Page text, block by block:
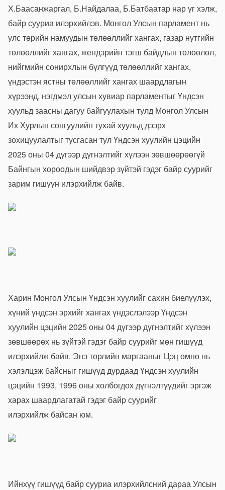
Х.Баасанжаргал, Б.Найдалаа, Б.Батбаатар нар үг хэлж,
байр сууриа илэрхийлэв. Монгол Улсын парламент нь
улс төрийн намуудын төлөөллийг хангах, газар нутгийн
төлөөллийг хангах, жендэрийн тэгш байдлын төлөөлөл,
нийгмийн сонирхлын бүлгүүд төлөөллийг хангах,
үндэстэн ястны төлөөллийг хангах шаардлагын
хүрээнд, нэгдмэл улсын хувиар парламентыг Үндсэн
хуульд заасны дагуу байгуулахын тулд Монгол Улсын
Их Хурлын сонгуулийн тухай хуульд дээрх
зохицуулалтыг тусгасан тул Үндсэн хуулийн цэцийн
2025 оны 04 дүгээр дүгнэлтийг хүлээн зөвшөөрөөгүй
Байнгын хороодын шийдвэр зүйтэй гэдэг байр суурийг
зарим гишүүн илэрхийлж байв.
Харин Монгол Улсын Үндсэн хуулийг сахин биелүүлэх,
хүний үндсэн эрхийг хангах үндэслэлээр Үндсэн
хуулийн цэцийн 2025 оны 04 дүгээр дүгнэлтийг хүлээн
зөвшөөрөх нь зүйтэй гэдэг байр суурийг мөн гишүүд
илэрхийлж байв. Энэ төрлийн маргааныг Цэц өмнө нь
хэлэлцэж байсныг гишүүд дурдаад Үндсэн хуулийн
цэцийн 1993, 1996 оны холбогдох дүгнэлтүүдийг эргэж
харах шаардлагатай гэдэг байр суурийг
илэрхийлж байсан юм.
Ийнхүү гишүүд байр сууриа илэрхийлсний дараа Улсын